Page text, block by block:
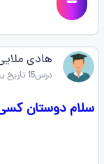
هادی
درس15 تاریخ یازدهم انسانی
سلام دوستان کسی